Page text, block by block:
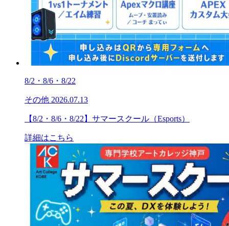
8/2・8/6・8/22
その他 2026.07.13
【8/2・8/6・8/22】サマースクール（Esports）
詳細はこちら